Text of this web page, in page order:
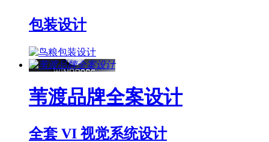
包装设计
苇渡品牌全案设计
全套 VI 视觉系统设计